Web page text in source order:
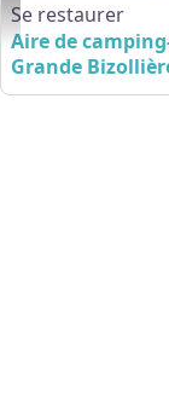
Vue d'ensemble -
Se restaurer
Aire de
Grande